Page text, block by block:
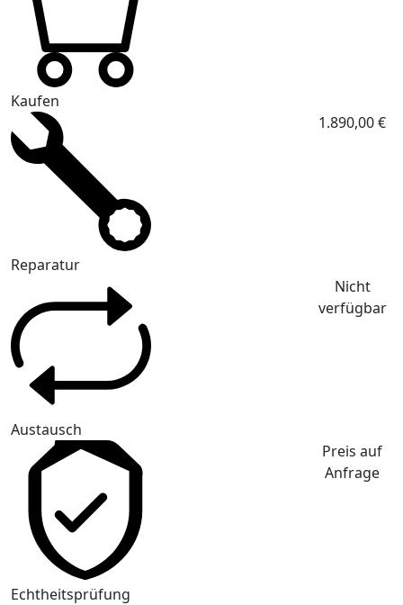
Kaufen
Reparatur
1.890,00 €
Austausch
Nicht
verfügbar
Echtheitsprüfung
Preis auf
Anfrage